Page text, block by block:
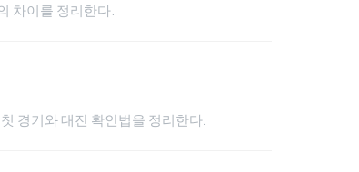
차이를 정리한다.
경기와 대진 확인법을 정리한다.